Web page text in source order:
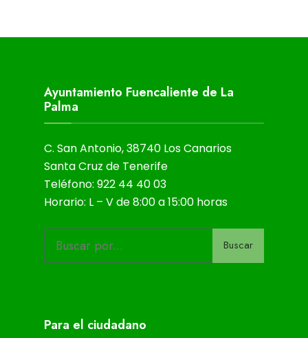
Ayuntamiento Fuencaliente de La
Palma
C. San Antonio, 38740 Los Canarios
Santa Cruz de Tenerife
Teléfono: 922 44 40 03
Horario: L – V de 8:00 a 15:00 horas
Buscar
Para el ciudadano